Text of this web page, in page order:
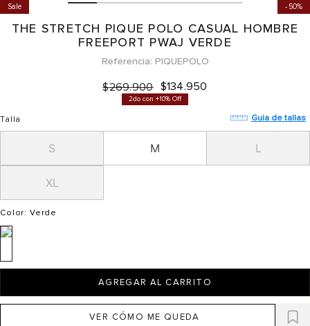
50%
Sale
THE STRETCH PIQUE POLO CASUAL HOMBRE
FREEPORT PWAJ VERDE
Referencia PIQUEPOLO
$269.900 $134.950
2do con +10% Off
Talla Guia de tallas
S M L
XL
Color: Verde
AGREGAR AL CARRITO
VER CÓMO ME QUEDA